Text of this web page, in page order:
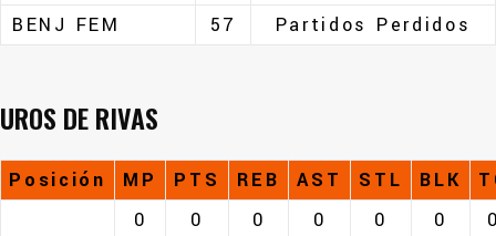
BENJ FEM
57 Partidos Perdidos
UROS DE RIVAS
Posición MP PTS REB AST STL BLK
0
0 0 0 0 0